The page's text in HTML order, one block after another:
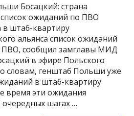
Босацкий: страна
ожиданий по ПВО
штаб-квартиру
альянса список ожиданий
ПВО, сообщил замглавы МИД
в эфире Польского
словам, генштаб Польши уже
в штаб-квартиру
время эти ожидания
шагах …